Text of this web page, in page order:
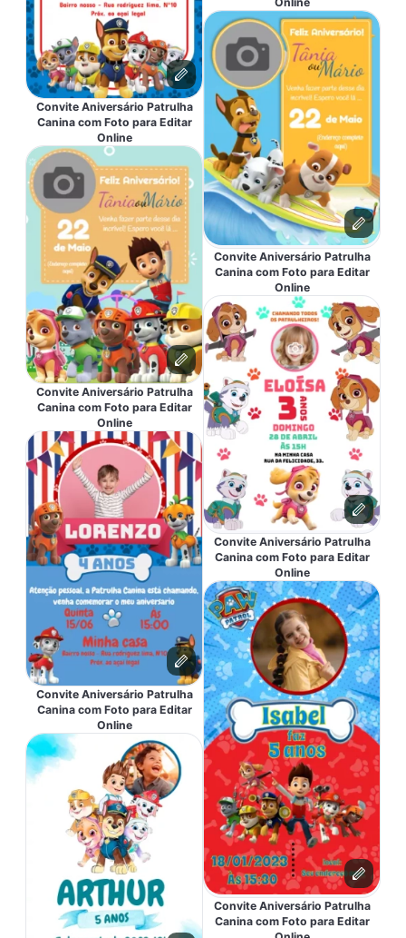
Convite Aniversário Patrulha
Canina com Foto para Editar
Online
Convite Aniversário Patrulha
Canina com Foto para Editar
Online
Convite Aniversário Patrulha
Canina com Foto para Editar
Online
Convite Aniversário Patrulha
Canina com Foto para Editar
Online
Convite Aniversário Patrulha
Canina com Foto para Editar
Online
Convite Aniversário Patrulha
Canina com Foto para Editar